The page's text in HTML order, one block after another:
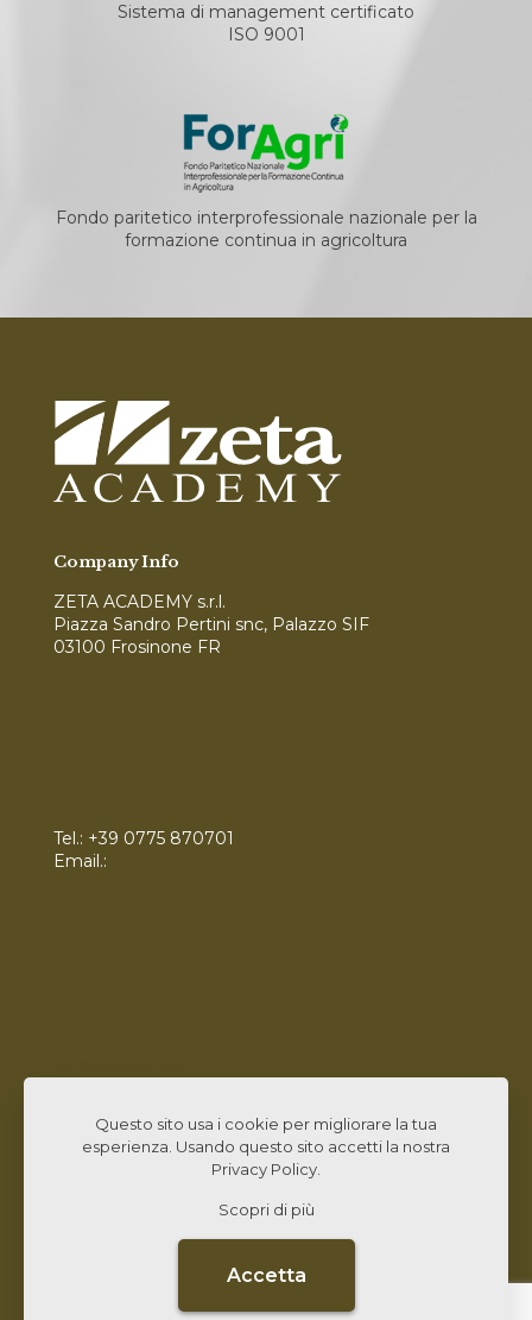
Sistema di management certificato
ISO 9001
Fondo paritetico interprofessionale nazionale per la
formazione continua in agricoltura
Company Info
ZETA ACADEMY s.r.l.
Piazza Sandro Pertini snc, Palazzo SIF
03100 Frosinone FR
Tel.: +39 0775 870701
Email.:
© 2026 Zeta Consulting s.r.l. All Rights Reserved |
CB&C Lab
Questo sito usa i cookie per migliorare la tua
esperienza. Usando questo sito accetti la nostra
Privacy Policy
Scopri di più
Accetta